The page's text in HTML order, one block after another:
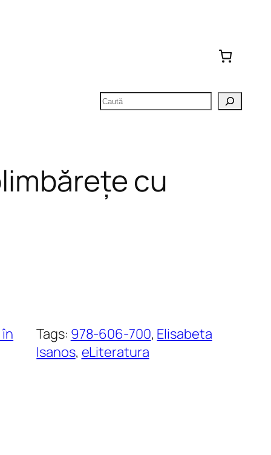
Caută
cu
Tags: 978-606-700, Elisabeta
Isanos, eLiteratura